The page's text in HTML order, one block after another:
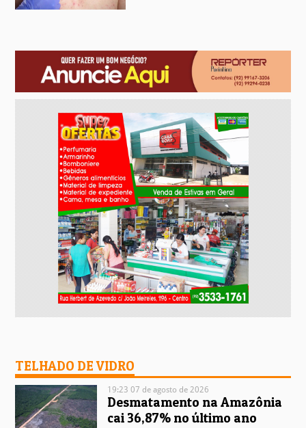
TELHADO DE VIDRO
19:23 07 de agosto de 2026
Desmatamento na Amazônia
cai 36,87% no último ano